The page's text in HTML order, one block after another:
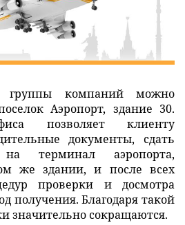
группы компаний можно
Аэропорт, здание 30.
позволяет клиенту
документы, сдать
терминал аэропорта,
же здании, и после всех
проверки и досмотра
получения. Благодаря такой
значительно сокращаются.